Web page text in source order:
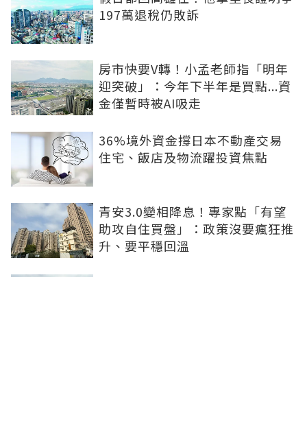
197萬退稅仍敗訴
房市快要V轉！小孟老師指「明年
迎突破」：今年下半年是買點...資
金僅暫時被AI吸走
36%境外資金撐日本不動產交易
住宅、飯店及物流躍投資焦點
青安3.0變相降息！專家點「有望
助攻自住買盤」：政策沒要瘋狂推
升、要平穩回溫